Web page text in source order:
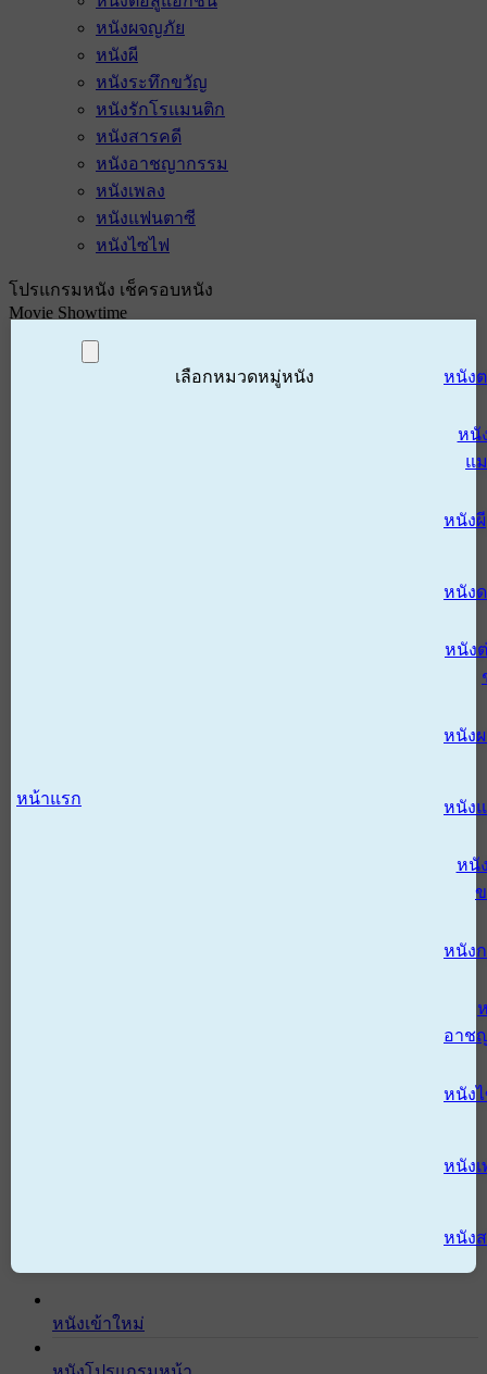
หนังผจญภัย
หนังผี
หนังระทึกขวัญ
หนังรักโรแมนติก
หนังสารคดี
หนังอาชญากรรม
หนังเพลง
หนังแฟนตาซี
หนังไซไฟ
โปรแกรมหนัง เช็ครอบหนัง
Movie Showtime
หน้าแรก
เลือกหมวดหมู่หนัง หนัง
หนั
แ
หนังผี
หนัง
หนัง
หนัง
หนัง
หนั
หนัง
อาช
หนัง
หนังเ
หนัง
หนังเข้าใหม่